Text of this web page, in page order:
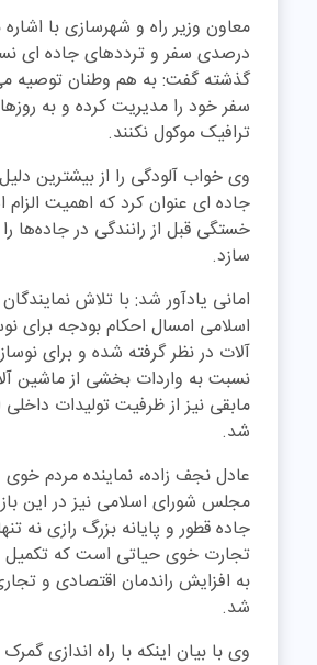
درصدی سفر و ترددهای جاده ای
گذشته گفت: به هم وطنان توصیه
سفر خود را مدیریت کرده و به
ترافیک موکول نکنند.
وی خواب آلودگی را از بیشترین
جاده ای عنوان کرد که اهمیت
خستگی قبل از رانندگی در جاده‌ها
سازد.
امانی یادآور شد: با تلاش
اسلامی امسال احکام بودجه برای
آلات در نظر گرفته شده و برای
نسبت به واردات بخشی از ماشین
مابقی نیز از ظرفیت تولیدات
شد.
عادل نجف زاده، نماینده مردم خوی
مجلس شورای اسلامی نیز در این
جاده قطور و پایانه بزرگ رازی نه
تجارت خوی حیاتی است که تکمیل
به افزایش راندمان اقتصادی و
شد.
وی با بیان اینکه با راه اندازی